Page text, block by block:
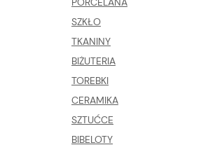
SZKŁO
TKANINY
BIŻUTERIA
TOREBKI
CERAMIKA
SZTUĆCE
BIBELOTY